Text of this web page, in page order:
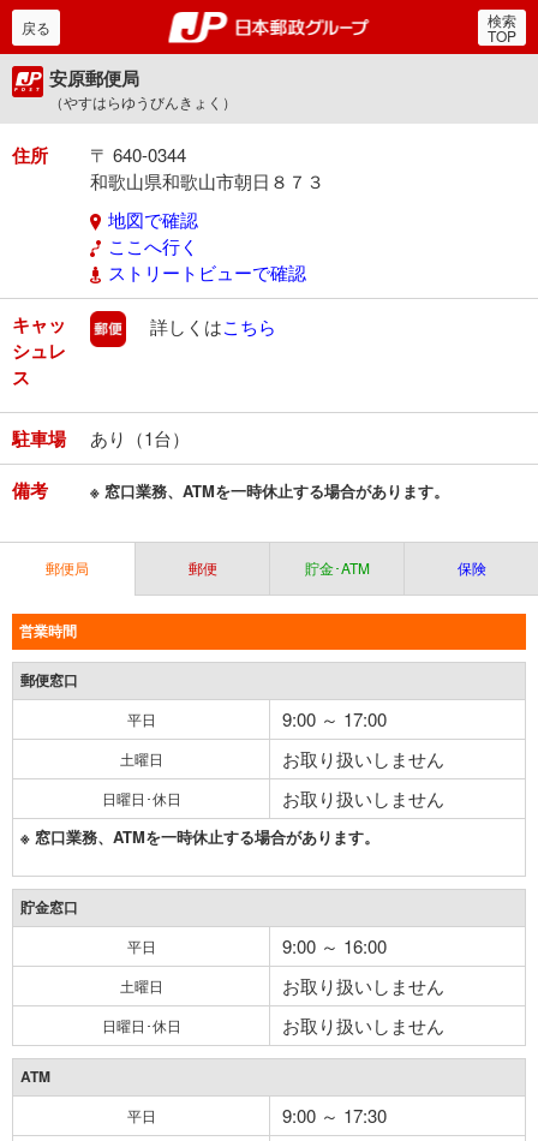
郵便局・日本郵政グルー
戻る 検索
TOP
安原郵便局
（やすはらゆうびんきょく）
住所
〒 640-0344
和歌山県和歌山市朝日８７３
地図で確認
ここへ行く
ストリートビューで確認
キャッ
シュレ
ス
郵便
詳しくはこちら
駐車場 あり（1台）
備考 ※ 窓口業務、ATMを一時休止する場合があります。
郵便局 郵便 貯金･ATM 保険
営業時間
郵便窓口
平日 9:00 ～ 17:00
土曜日 お取り扱いしません
日曜日･休日 お取り扱いしません
※ 窓口業務、ATMを一時休止する場合があります。
貯金窓口
平日 9:00 ～ 16:00
土曜日 お取り扱いしません
日曜日･休日 お取り扱いしません
ATM
平日 9:00 ～ 17:30